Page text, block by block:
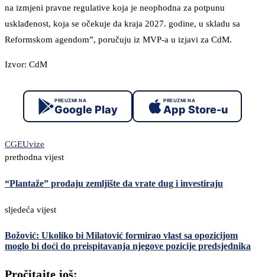
na izmjeni pravne regulative koja je neophodna za potpunu
usklađenost, koja se očekuje da kraja 2027. godine, u skladu sa
Reformskom agendom”, poručuju iz MVP-a u izjavi za CdM.
Izvor: CdM
PREUZMI NA
Google Play
PREUZMI NA
App Store-u
CGEUvize
prethodna vijest
“Plantaže” prodaju zemljište da vrate dug i investiraju
sljedeća vijest
Božović: Ukoliko bi Milatović formirao vlast sa opozicijom
moglo bi doći do preispitavanja njegove pozicije predsjednika
Pročitajte još: